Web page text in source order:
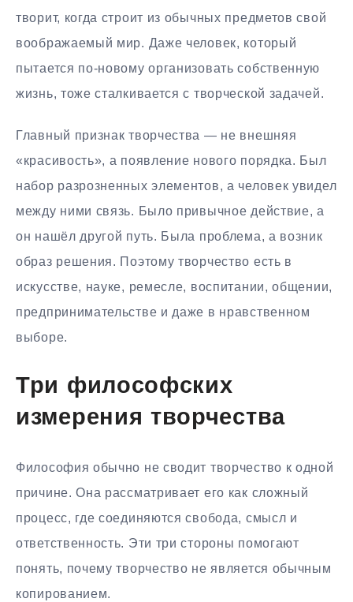
творит, когда строит из обычных предметов свой
воображаемый мир. Даже человек, который
пытается по-новому организовать собственную
жизнь, тоже сталкивается с творческой задачей.
Главный признак творчества — не внешняя
«красивость», а появление нового порядка. Был
набор разрозненных элементов, а человек увидел
между ними связь. Было привычное действие, а
он нашёл другой путь. Была проблема, а возник
образ решения. Поэтому творчество есть в
искусстве, науке, ремесле, воспитании, общении,
предпринимательстве и даже в нравственном
выборе.
Три философских
измерения творчества
Философия обычно не сводит творчество к одной
причине. Она рассматривает его как сложный
процесс, где соединяются свобода, смысл и
ответственность. Эти три стороны помогают
понять, почему творчество не является обычным
копированием.